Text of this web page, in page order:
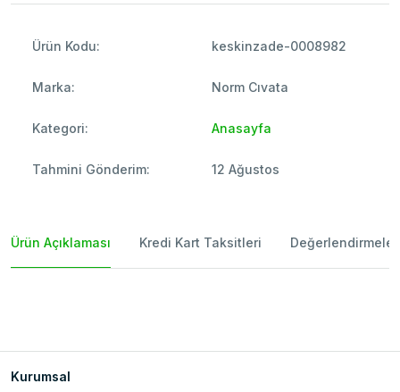
Ürün Kodu: keskinzade-0008982
Marka: Norm Cıvata
Kategori: Anasayfa
Tahmini Gönderim: 12 Ağustos
Ürün Açıklaması Kredi Kart Taksitleri Değerlendirmeler
Kurumsal